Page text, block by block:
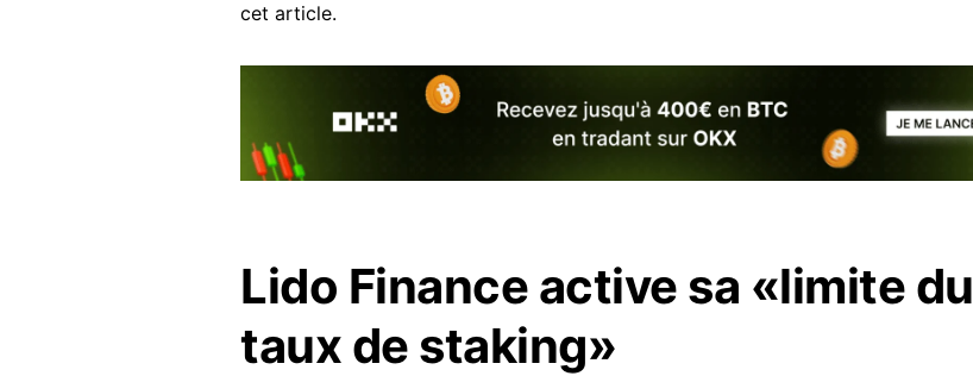
cet article.
Lido Finance active sa «limite du
taux de staking»